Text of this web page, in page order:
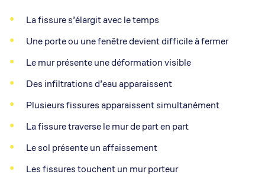
La fissure s’élargit avec le temps
Une porte ou une fenêtre devient difficile à fermer
Le mur présente une déformation visible
Des infiltrations d’eau apparaissent
Plusieurs fissures apparaissent simultanément
La fissure traverse le mur de part en part
Le sol présente un affaissement
Les fissures touchent un mur porteur